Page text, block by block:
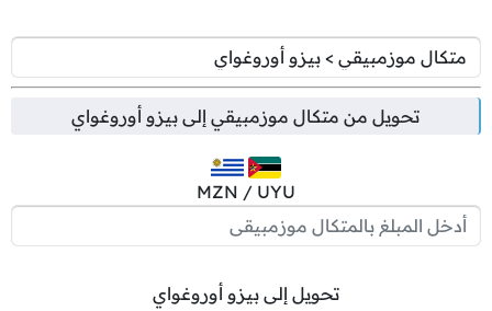
تحويل من متكال موزمبيقي إلىبيزو أوروغواي
MZN / UYU
تحويل إلى بيزو أوروغواي